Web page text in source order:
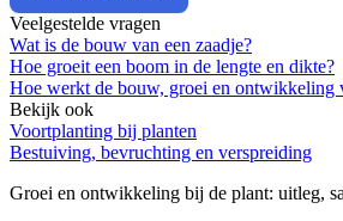
Veelgestelde vragen
Wat is de bouw van een zaadje?
Hoe groeit een boom in de lengte en dikte?
Hoe werkt de bouw, groei en ontwikkeling
Bekijk ook
Voortplanting bij planten
Bestuiving, bevruchting en verspreiding
Groei en ontwikkeling bij de plant: uitleg,